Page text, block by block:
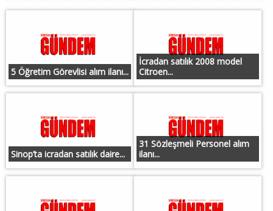
5 Öğretim Görevlisi alım ilanı...
İcradan satılık 2008 model
Citroen...
Sinop’ta icradan satılık daire...
31 Sözleşmeli Personel alım
ilanı...